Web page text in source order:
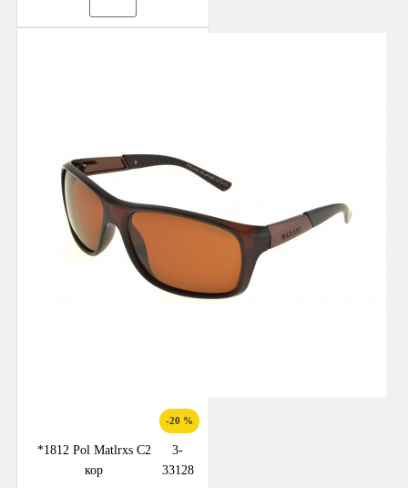
-20 %
*1812 Pol Matlrxs С2
кор
3-
33128